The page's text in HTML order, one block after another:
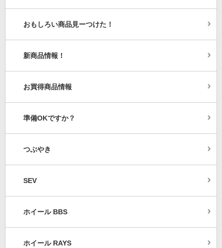
おもしろい商品見ーつけた！
新商品情報！
お買得商品情報
準備OKですか？
つぶやき
SEV
ホイール BBS
ホイール RAYS